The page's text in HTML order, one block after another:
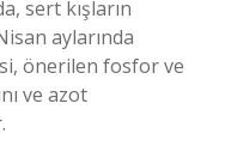
sert kışların
aylarında
önerilen fosfor ve
ve azot